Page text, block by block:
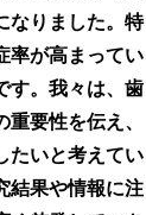
なりました。特
率が高まってい
す。我々は、歯
要性を伝え、
たいと考えてい
結果や情報に注